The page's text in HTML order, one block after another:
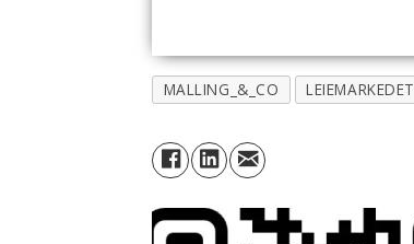
MALLING_&_CO LEIEMARKEDET